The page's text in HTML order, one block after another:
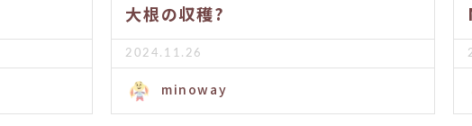
大根の収穫?
2024.11.26
minoway